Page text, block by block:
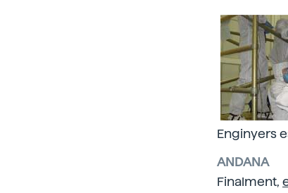
Enginyers
ANDANA
Finalment,